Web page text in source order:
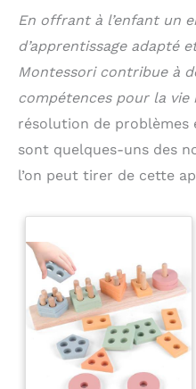
En offrant à l’enfant un
d’apprentissage adapté
Montessori contribue à
compétences pour la vie
résolution de problèmes
sont quelques-uns des
l’on peut tirer de cette